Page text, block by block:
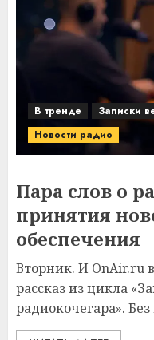
В тренде
Записки
Новости радио
Пара слов о
принятия
обеспечения
Вторник. И OnAir.ru
рассказ из цикла
радиокочегара». Без